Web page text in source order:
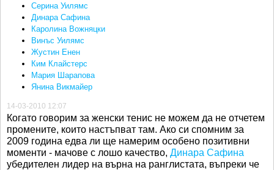
Серина Уилямс
Динара Сафина
Каролина Вожняцки
Винъс Уилямс
Жустин Енен
Ким Клайстeрс
Мария Шарапова
Янина Викмайер
14-03-2010 12:07
Когато говорим за женски тенис не можем да не отчетем
промените, които настъпват там. Ако си спомним за
2009 година едва ли ще намерим особено позитивни
моменти - мачове с лошо качество, Динара Сафина
убедителен лидер на върна на ранглистата, въпреки че